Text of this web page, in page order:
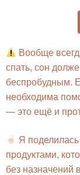
Вообще
спать, сон
беспробудным.
необходима
— это ещё и
Я
продуктами,
без назначений